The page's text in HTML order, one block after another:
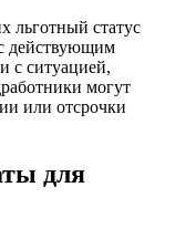
льготный статус
действующим
с ситуацией,
могут
или отсрочки
для